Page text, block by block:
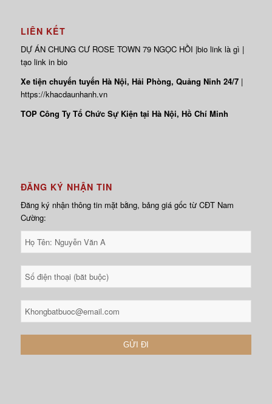
LIÊN KẾT
DỰ ÁN CHUNG CƯ ROSE TOWN79 NGỌC HỒI |bio link là gì |
tạo link in bio
Xe tiện chuyến tuyến Hà Nội, Hải Phòng, Quảng Ninh 24/7 |
https://khacdaunhanh.vn
TOP Công Ty Tổ Chức Sự Kiện tại Hà Nội, Hồ Chí Minh
ĐĂNG KÝ NHẬN TIN
Đăng ký nhận thông tin mặt bằng, bảng giá gốc từ CĐT Nam
Cường: